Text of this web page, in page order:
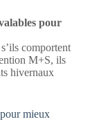
pour
comportent
M+S, ils
hivernaux
mieux